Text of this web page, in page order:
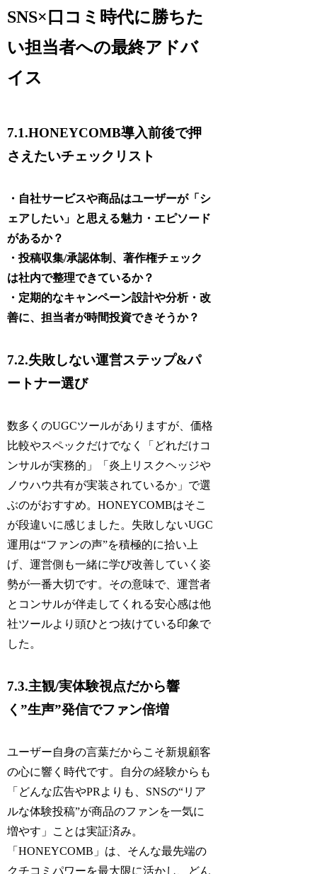
SNS×口コミ時代に勝ちた
い担当者への最終アドバ
イス
7.1.HONEYCOMB導入前後で押
さえたいチェックリスト
・自社サービスや商品はユーザーが「シ
ェアしたい」と思える魅力・エピソード
があるか？
・投稿収集/承認体制、著作権チェック
は社内で整理できているか？
・定期的なキャンペーン設計や分析・改
善に、担当者が時間投資できそうか？
7.2.失敗しない運営ステップ&パ
ートナー選び
数多くのUGCツールがありますが、価格
比較やスペックだけでなく「どれだけコ
ンサルが実務的」「炎上リスクヘッジや
ノウハウ共有が実装されているか」で選
ぶのがおすすめ。HONEYCOMBはそこ
が段違いに感じました。失敗しないUGC
運用は“ファンの声”を積極的に拾い上
げ、運営側も一緒に学び改善していく姿
勢が一番大切です。その意味で、運営者
とコンサルが伴走してくれる安心感は他
社ツールより頭ひとつ抜けている印象で
した。
7.3.主観/実体験視点だから響
く”生声”発信でファン倍増
ユーザー自身の言葉だからこそ新規顧客
の心に響く時代です。自分の経験からも
「どんな広告やPRよりも、SNSの“リア
ルな体験投稿”が商品のファンを一気に
増やす」ことは実証済み。
「HONEYCOMB」は、そんな最先端の
クチコミパワーを最大限に活かし、どん